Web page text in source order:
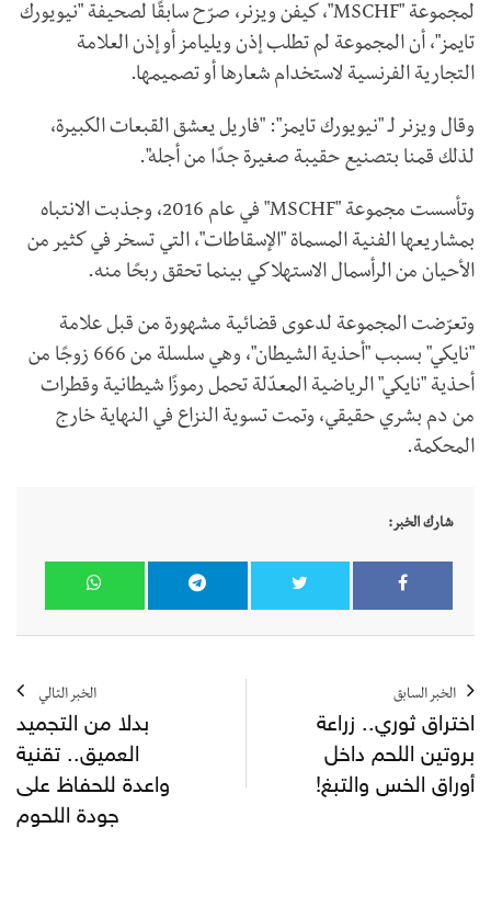
لمجموعة "MSCHF"، كيفن ويزنر، صرّح سابقًا لصحيفة "نيويورك
تايمز"، أن المجموعة لم تطلب إذن ويليامز أو إذن العلامة
التجارية الفرنسية لاستخدام شعارها أو تصميمها.
وقال ويزنر لـ "نيويورك تايمز": "فاريل يعشق القبعات الكبيرة،
لذلك قمنا بتصنيع حقيبة صغيرة جدًا من أجله".
وتأسست مجموعة "MSCHF
" في عام 2016، وجذبت الانتباه
بمشاريعها الفنية المسماة "الإسقاطات"، التي تسخر في كثير من
الأحيان من الرأسمال الاستهلاكي بينما تحقق ربحًا منه.
وتعرّضت المجموعة لدعوى قضائية مشهورة من قبل علامة
"نايكي" بسبب "أحذية الشيطان"، وهي سلسلة من 666 زوجًا من
أحذية "نايكي" الرياضية المعدّلة تحمل رموزًا شيطانية وقطرات
من دم بشري حقيقي، وتمت تسوية النزاع في النهاية خارج
المحكمة.
شارك الخبر:
الخبر السابق
اختراق ثوري.. زراعة
بروتين اللحم داخل
أوراق الخس والتبغ!
الخبر التالي
بدلا من التجميد
العميق.. تقنية
واعدة للحفاظ على
جودة اللحوم